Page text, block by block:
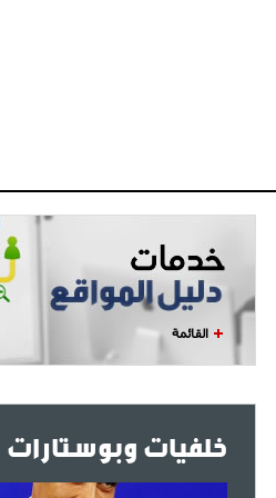
القائمة
خلفيات وبوستارات